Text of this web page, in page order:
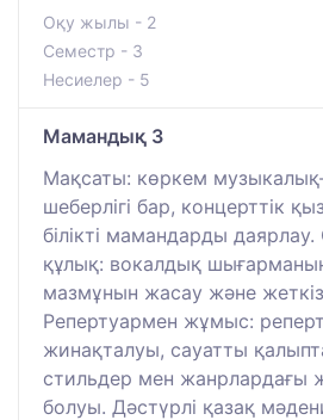
Оқу жылы - 2
Семестр - 3
Несиелер - 5
Мамандық 3
Мақсаты: көркем
шеберлігі бар, концерттік
білікті мамандарды
құлық: вокалдық
мазмұнын жасау және
Репертуармен жұмыс:
жинақталуы, сауатты
стильдер мен жанрлардағы
болуы. Дәстүрлі қазақ